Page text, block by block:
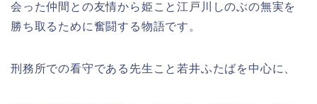
会った仲間との友情から姫こと江戸川しのぶの無実を
勝ち取るために奮闘する物語です。
刑務所での看守である先生こと若井ふたばを中心に、